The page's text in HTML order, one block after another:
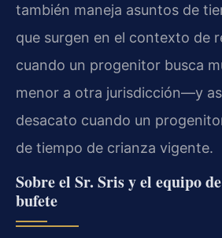
también maneja asuntos de
que surgen en el contexto de
cuando un progenitor busca
menor a otra jurisdicción—y
desacato cuando un
de tiempo de crianza vigente.
Sobre el Sr. Sris y el equipo
bufete